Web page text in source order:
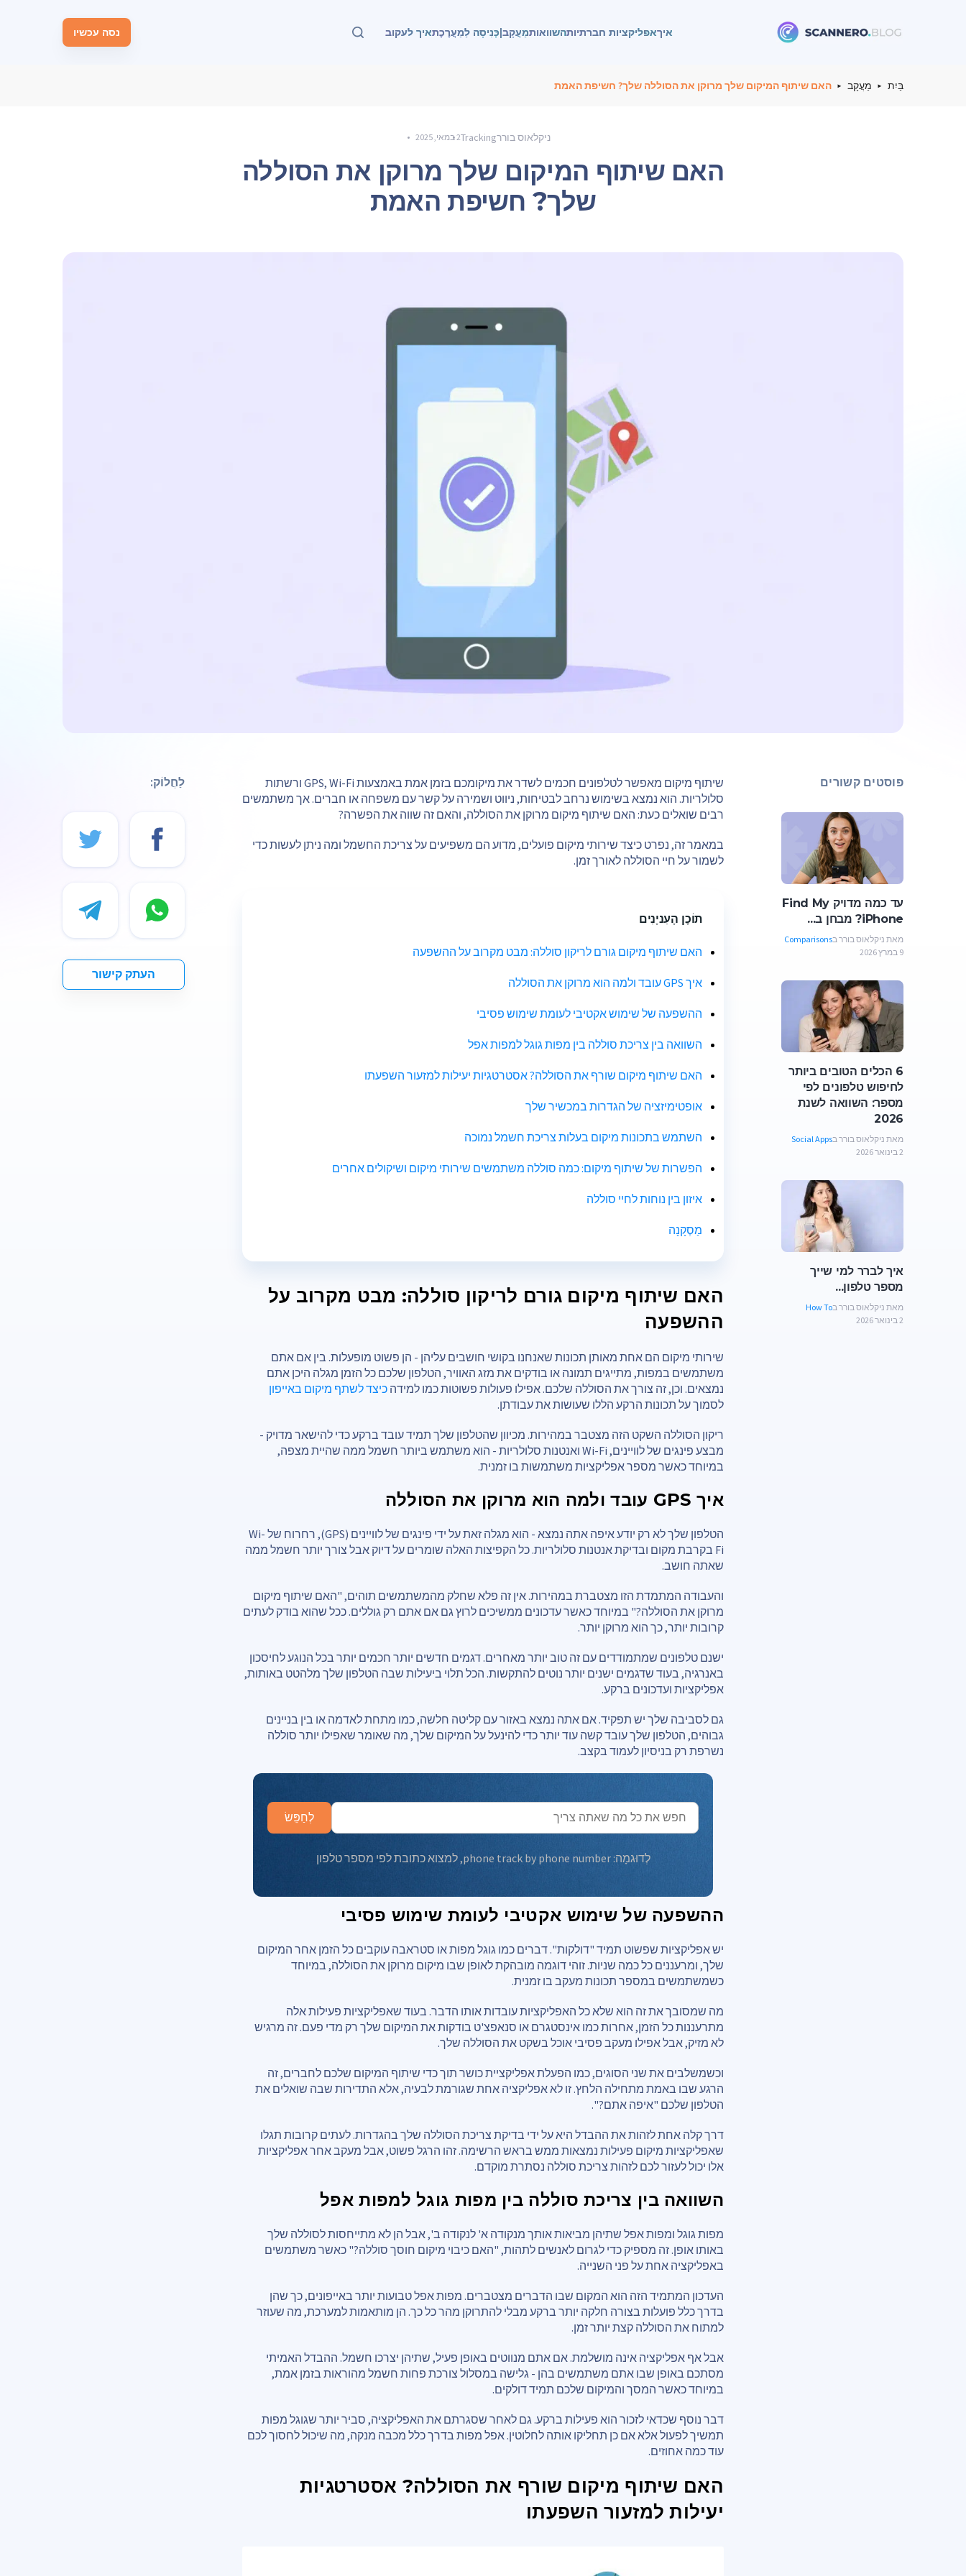
איךאפליקציות חברתיותהשוואותמַעֲקָב|כְּנִיסָה לַמַעֲרֶכֶתאיך לעקוב נסה עכשיו
בַּיִת מַעֲקָב האם שיתוף המיקום שלך מרוקן את הסוללה שלך? חשיפת האמת
ניקלאוס בוררTracking2 במאי, 2025
האם שיתוף המיקום שלך מרוקן את הסוללה
שלך? חשיפת האמת
לַחֲלוֹק:
העתק קישור
שיתוף מיקום מאפשר לטלפונים חכמים לשדר את מיקומכם בזמן אמת באמצעות GPS, Wi-Fi ורשתות
סלולריות. הוא נמצא בשימוש נרחב לבטיחות, ניווט ושמירה על קשר עם משפחה או חברים. אך משתמשים
רבים שואלים כעת: האם שיתוף מיקום מרוקן את הסוללה, והאם זה שווה את הפשרה?
במאמר זה, נפרט כיצד שירותי מיקום פועלים, מדוע הם משפיעים על צריכת החשמל ומה ניתן לעשות כדי
לשמור על חיי הסוללה לאורך זמן.
תוֹכֶן הָעִניָנִים
האם שיתוף מיקום גורם לריקון סוללה: מבט מקרוב על ההשפעה
איך GPS עובד ולמה הוא מרוקן את הסוללה
ההשפעה של שימוש אקטיבי לעומת שימוש פסיבי
השוואה בין צריכת סוללה בין מפות גוגל למפות אפל
האם שיתוף מיקום שורף את הסוללה? אסטרטגיות יעילות למזעור השפעתו
אופטימיזציה של הגדרות במכשיר שלך
השתמש בתכונות מיקום בעלות צריכת חשמל נמוכה
הפשרות של שיתוף מיקום: כמה סוללה משתמשים שירותי מיקום ושיקולים אחרים
איזון בין נוחות לחיי סוללה
מַסְקָנָה
האם שיתוף מיקום גורם לריקון סוללה: מבט מקרוב על
ההשפעה
שירותי מיקום הם אחת מאותן תכונות שאנחנו בקושי חושבים עליהן - הן פשוט מופעלות. בין אם אתם
משתמשים במפות, מתייגים תמונה או בודקים את מזג האוויר, הטלפון שלכם כל הזמן מגלה היכן אתם
נמצאים. וכן, זה צורך את הסוללה שלכם. אפילו פעולות פשוטות כמו למידה כיצד לשתף מיקום באייפון
לסמוך על תכונות הרקע הללו שעושות את עבודתן.
ריקון הסוללה השקט הזה מצטבר במהירות. מכיוון שהטלפון שלך תמיד עובד ברקע כדי להישאר מדויק -
מבצע פינגים של לוויינים, Wi-Fi ואנטנות סלולריות - הוא משתמש ביותר חשמל ממה שהיית מצפה,
במיוחד כאשר מספר אפליקציות משתמשות בו זמנית.
איך GPS עובד ולמה הוא מרוקן את הסוללה
הטלפון שלך לא רק יודע איפה אתה נמצא - הוא מגלה זאת על ידי פינגים של לוויינים (GPS), רחרוח של Wi-
Fi בקרבת מקום ובדיקת אנטנות סלולריות. כל הקפיצות האלה שומרים על דיוק אבל צורך יותר חשמל ממה
שאתה חושב.
והעבודה המתמדת הזו מצטברת במהירות. אין זה פלא שחלק מהמשתמשים תוהים, "האם שיתוף מיקום
מרוקן את הסוללה?" במיוחד כאשר עדכונים ממשיכים לרוץ גם אם אתם רק גוללים. ככל שהוא בודק לעתים
קרובות יותר, כך הוא מרוקן יותר.
ישנם טלפונים שמתמודדים עם זה טוב יותר מאחרים. דגמים חדשים יותר חכמים יותר בכל הנוגע לחיסכון
באנרגיה, בעוד שדגמים ישנים יותר נוטים להתקשות. הכל תלוי ביעילות שבה הטלפון שלך מלהטט באותות,
אפליקציות ועדכונים ברקע.
גם לסביבה שלך יש תפקיד. אם אתה נמצא באזור עם קליטה חלשה, כמו מתחת לאדמה או בין בניינים
גבוהים, הטלפון שלך עובד קשה עוד יותר כדי להינעל על המיקום שלך, מה שאומר שאפילו יותר סוללה
נשרפת רק בניסיון לעמוד בקצב.
לְחַפֵּשׂ
לְדוּגמָה:phone track by phone number
,למצוא כתובת לפי מספר טלפון
ההשפעה של שימוש אקטיבי לעומת שימוש פסיבי
יש אפליקציות שפשוט תמיד "דולקות". דברים כמו גוגל מפות או סטראבה עוקבים כל הזמן אחר המיקום
שלך, ומרעננים כל כמה שניות. זוהי דוגמה מובהקת לאופן שבו מיקום מרוקן את הסוללה, במיוחד
כשמשתמשים במספר תכונות מעקב בו זמנית.
מה שמסובך את זה הוא שלא כל האפליקציות עובדות אותו הדבר. בעוד שאפליקציות פעילות אלה
מתרעננות כל הזמן, אחרות כמו אינסטגרם או סנאפצ'ט בודקות את המיקום שלך רק מדי פעם. זה מרגיש
לא מזיק, אבל אפילו מעקב פסיבי אוכל בשקט את הסוללה שלך.
וכשמשלבים את שני הסוגים, כמו הפעלת אפליקציית כושר תוך כדי שיתוף המיקום שלכם לחברים, זה
הרגע שבו באמת מתחילה הלחץ. זו לא אפליקציה אחת שגורמת לבעיה, אלא התדירות שבה שואלים את
הטלפון שלכם "איפה אתם?".
דרך קלה אחת לזהות את ההבדל היא על ידי בדיקת צריכת הסוללה שלך בהגדרות. לעתים קרובות תגלו
שאפליקציות מיקום פעילות נמצאות ממש בראש הרשימה. זהו הרגל פשוט, אבל מעקב אחר אפליקציות
אלו יכול לעזור לכם לזהות צריכת סוללה נסתרת מוקדם.
השוואה בין צריכת סוללה בין מפות גוגל למפות אפל
מפות גוגל ומפות אפל שתיהן מביאות אותך מנקודה א' לנקודה ב', אבל הן לא מתייחסות לסוללה שלך
באותו אופן. זה מספיק כדי לגרום לאנשים לתהות, "האם כיבוי מיקום חוסך סוללה?" כאשר משתמשים
באפליקציה אחת על פני השנייה.
העדכון המתמיד הזה הוא המקום שבו הדברים מצטברים. מפות אפל טבועות יותר באייפונים, כך שהן
בדרך כלל פועלות בצורה חלקה יותר ברקע מבלי להתרוקן מהר כל כך. הן מותאמות למערכת, מה שעוזר
למתוח את הסוללה קצת יותר זמן.
אבל אף אפליקציה אינה מושלמת. אם אתם מנווטים באופן פעיל, שתיהן יצרכו חשמל. ההבדל האמיתי
מסתכם באופן שבו אתם משתמשים בהן - גלישה במסלול צורכת פחות חשמל מהוראות בזמן אמת,
במיוחד כאשר המסך והמיקום שלכם תמיד דולקים.
דבר נוסף שכדאי לזכור הוא פעילות ברקע. גם לאחר שסגרתם את האפליקציה, סביר יותר שגוגל מפות
תמשיך לפעול אלא אם כן תחליקו אותה לחלוטין. אפל מפות בדרך כלל מכבה מנקה, מה שיכול לחסוך לכם
עוד כמה אחוזים.
האם שיתוף מיקום שורף את הסוללה? אסטרטגיות
יעילות למזעור השפעתו
פוסטים קשורים
עד כמה מדויק Find My
iPhone? מבחן ב...
מאת ניקלאוס בורר בComparisons
9 במרץ 2026
6 הכלים הטובים ביותר
לחיפוש טלפונים לפי
מספר: השוואה לשנת
2026
מאת ניקלאוס בורר בSocial Apps
2 בינואר 2026
איך לברר למי שייך
מספר טלפון...
מאת ניקלאוס בורר בHow To
2 בינואר 2026